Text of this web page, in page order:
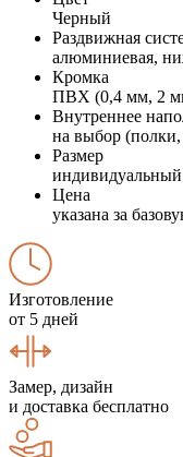
Черный
Раздвижная
алюминиевая,
Кромка
ПВХ (0,4 мм, 2
Внутреннее
на выбор
Размер
индивидуальный
Цена
указана за
Изготовление
от 5 дней
Замер, дизайн
и доставка бесплатно